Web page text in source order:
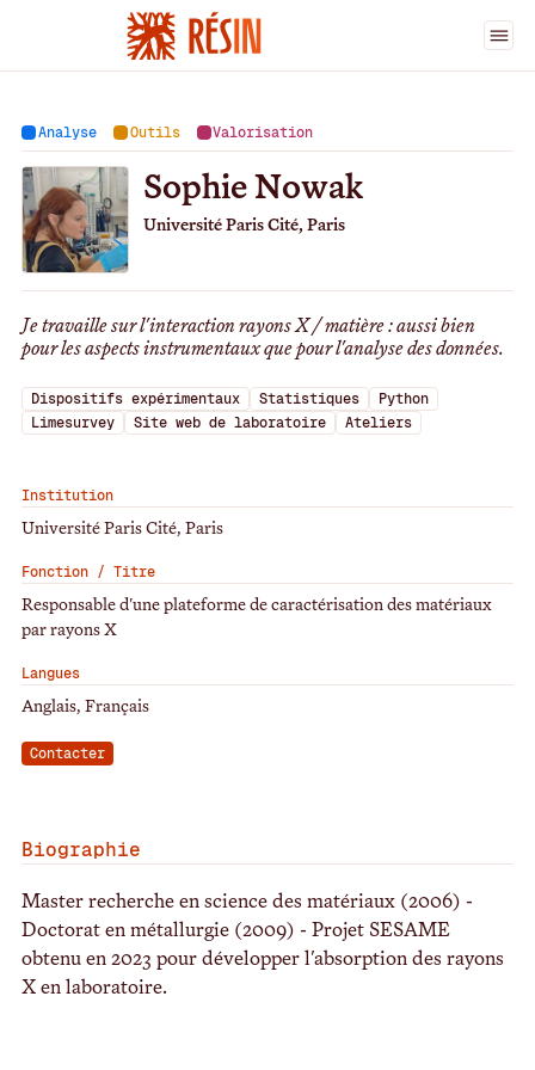
Sophie Nowak
Analyse Outils Valorisation
Sophie Nowak
Université Paris Cité, Paris
Je travaille sur l'interaction rayons X / matière : aussi bien
pour les aspects instrumentaux que pour l'analyse des données.
Dispositifs expérimentaux Statistiques
Python
Limesurvey
Site web de laboratoire Ateliers
Institution
Université Paris Cité, Paris
Fonction / Titre
Responsable d'une plateforme de caractérisation des matériaux
par rayons X
Langues
Anglais, Français
Contacter
Biographie
Master recherche en science des matériaux (2006) -
Doctorat en métallurgie (2009) - Projet SESAME
obtenu en 2023 pour développer l'absorption des rayons
X en laboratoire.